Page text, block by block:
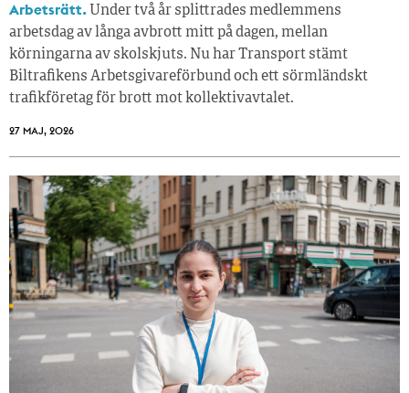
Arbetsrätt. Under två år splittrades medlemmens
arbetsdag av långa avbrott mitt på dagen, mellan
körningarna av skolskjuts. Nu har Transport stämt
Biltrafikens Arbetsgivareförbund och ett sörmländskt
trafikföretag för brott mot kollektivavtalet.
27 MAJ, 2026